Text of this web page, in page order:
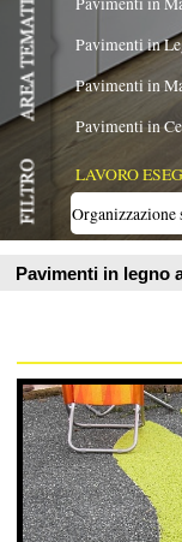
Pavimenti in
LAVORO ESEGUITO
Organizzazione spazi
Pavimenti in legno
Valex Parquet
Resina drenante per esterno